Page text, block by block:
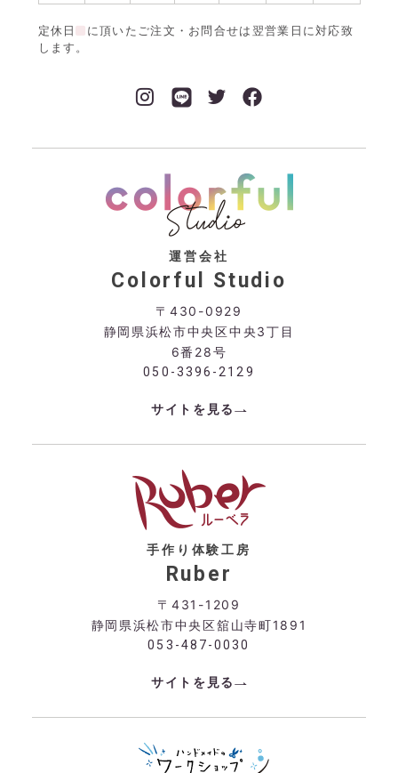
定休日
に頂いたご注文・お問合せは翌営業日に対応致
します。
運営会社
Colorful Studio
〒430-0929
静岡県浜松市中央区中央3丁目
6番28号
050-3396-2129
サイトを見る
手作り体験工房
Ruber
〒431-1209
静岡県浜松市中央区舘山寺町1891
053-487-0030
サイトを見る